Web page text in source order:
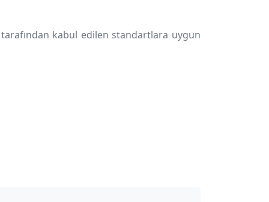
kabul edilen standartlara uygun